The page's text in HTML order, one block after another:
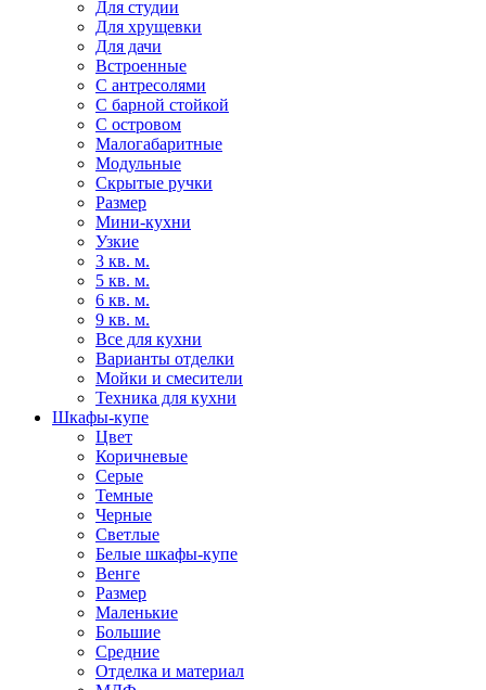
Для студии
Для хрущевки
Для дачи
Встроенные
С антресолями
С барной стойкой
С островом
Малогабаритные
Модульные
Скрытые ручки
Размер
Мини-кухни
Узкие
3 кв. м.
5 кв. м.
6 кв. м.
9 кв. м.
Все для кухни
Варианты отделки
Мойки и смесители
Техника для кухни
Шкафы-купе
Цвет
Коричневые
Серые
Темные
Черные
Светлые
Белые шкафы-купе
Венге
Размер
Маленькие
Большие
Средние
Отделка и материал